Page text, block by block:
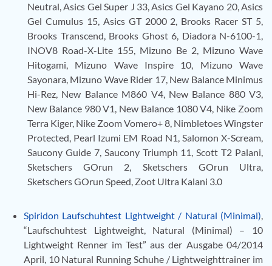
Neutral, Asics Gel Super J 33, Asics Gel Kayano 20, Asics
Gel Cumulus 15, Asics GT 2000 2, Brooks Racer ST 5,
Brooks Transcend, Brooks Ghost 6, Diadora N-6100-1,
INOV8 Road-X-Lite 155, Mizuno Be 2, Mizuno Wave
Hitogami, Mizuno Wave Inspire 10, Mizuno Wave
Sayonara, Mizuno Wave Rider 17, New Balance Minimus
Hi-Rez, New Balance M860 V4, New Balance 880 V3,
New Balance 980 V1, New Balance 1080 V4, Nike Zoom
Terra Kiger, Nike Zoom Vomero+ 8, Nimbletoes Wingster
Protected, Pearl Izumi EM Road N1, Salomon X-Scream,
Saucony Guide 7, Saucony Triumph 11, Scott T2 Palani,
Sketschers GOrun 2, Sketschers GOrun Ultra,
Sketschers GOrun Speed, Zoot Ultra Kalani 3.0
Spiridon Laufschuhtest Lightweight / Natural (Minimal),
“Laufschuhtest Lightweight, Natural (Minimal) – 10
Lightweight Renner im Test” aus der Ausgabe 04/2014
April, 10 Natural Running Schuhe / Lightweighttrainer im